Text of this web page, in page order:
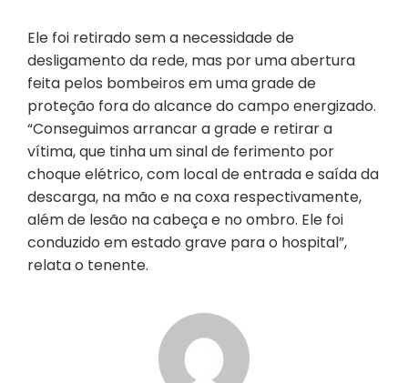
Ele foi retirado sem a necessidade de
desligamento da rede, mas por uma abertura
feita pelos bombeiros em uma grade de
proteção fora do alcance do campo energizado.
“Conseguimos arrancar a grade e retirar a
vítima, que tinha um sinal de ferimento por
choque elétrico, com local de entrada e saída da
descarga, na mão e na coxa respectivamente,
além de lesão na cabeça e no ombro. Ele foi
conduzido em estado grave para o hospital”,
relata o tenente.